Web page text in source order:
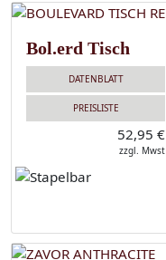
Bol.erd Tisch
DATENBLATT
PREISLISTE
52,95 €
zzgl. Mwst